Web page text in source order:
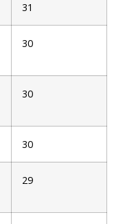
31
30
30
30
29